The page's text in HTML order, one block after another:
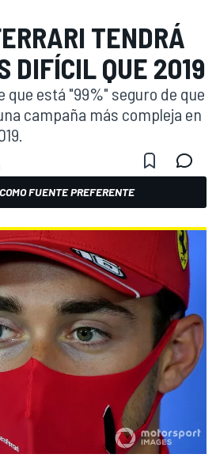
TENDRÁ
DIFÍCIL QUE 2019
que está "99%" seguro de que
campaña más compleja en
FUENTE PREFERENTE